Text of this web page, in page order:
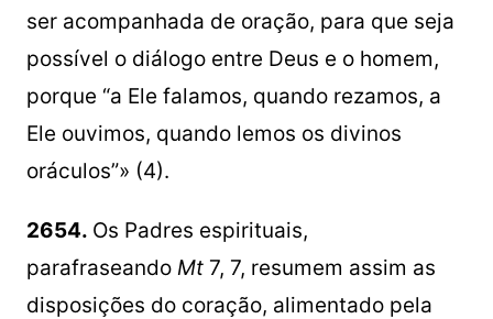
ser acompanhada de oração, para que seja
possível o diálogo entre Deus e o homem,
porque “a Ele falamos, quando rezamos, a
Ele ouvimos, quando lemos os divinos
oráculos”» (4).
2654. Os Padres espirituais,
parafraseando Mt 7, 7, resumem assim as
disposições do coração, alimentado pela